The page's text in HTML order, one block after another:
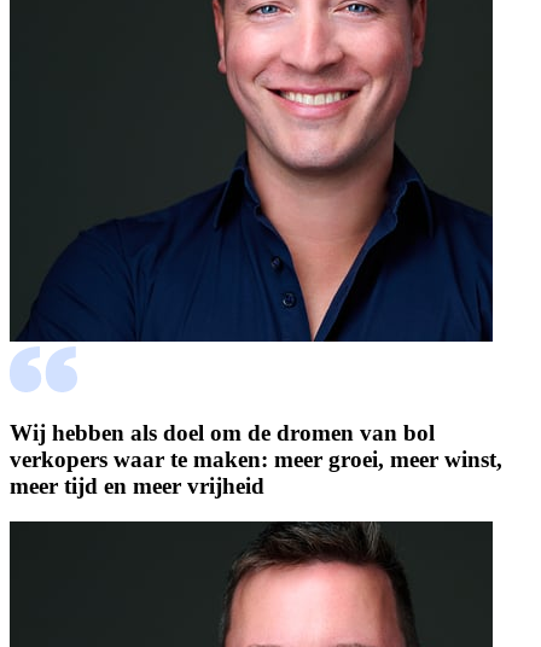
Wij hebben als doel om de dromen van bol
verkopers waar te maken: meer groei, meer winst,
meer tijd en meer vrijheid